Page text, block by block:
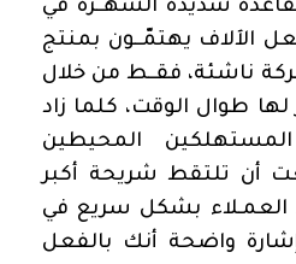
شديدة الشهــرة في
الآلاف يهتمّــون بمنتج
ناشئة، فقــط من خلال
لها طوال الوقت، كلما زاد
المحيطين
أن تلتقط شريحة أكبر
العمـلاء بشكل سريع في
واضحة أنك بالفعل